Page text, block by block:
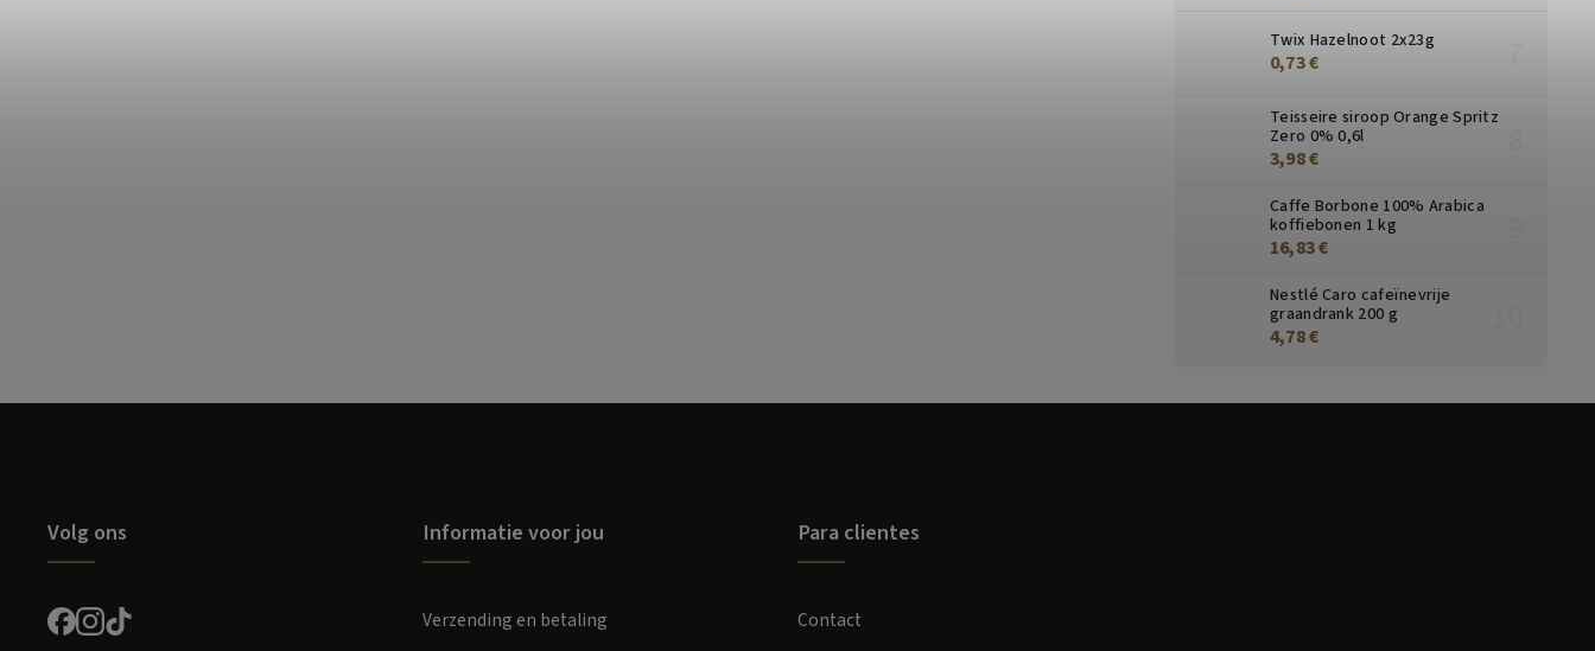
Twix Hazelnoot 2x23g
0,73 €
Teisseire siroop Orange Spritz
Zero 0% 0,6l
3,98 €
Caffe Borbone 100% Arabica
koffiebonen 1 kg
16,83 €
Nestlé Caro cafeïnevrije
graandrank 200 g
4,78 €
Volg ons Informatie voor jou
Verzending en betaling
Para clientes
Contact